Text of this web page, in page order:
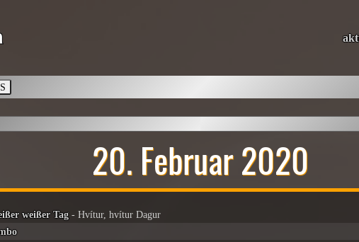
20. Februar 2020
weißer Tag - Hvítur, hvítur Dagur